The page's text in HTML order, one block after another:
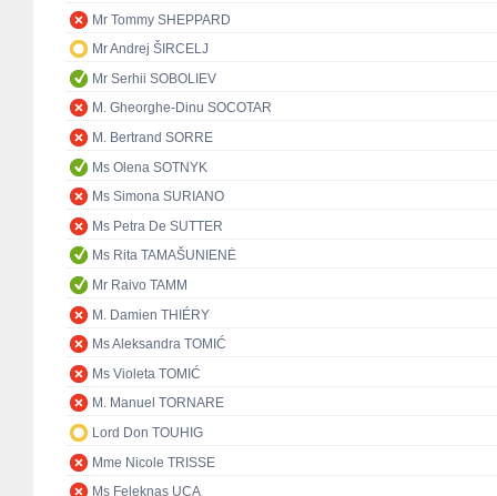
Mr Tommy SHEPPARD
Mr Andrej ŠIRCELJ
Mr Serhii SOBOLIEV
M. Gheorghe-Dinu SOCOTAR
M. Bertrand SORRE
Ms Olena SOTNYK
Ms Simona SURIANO
Ms Petra De SUTTER
Ms Rita TAMAŠUNIENĖ
Mr Raivo TAMM
M. Damien THIÉRY
Ms Aleksandra TOMIĆ
Ms Violeta TOMIĆ
M. Manuel TORNARE
Lord Don TOUHIG
Mme Nicole TRISSE
Ms Feleknas UCA